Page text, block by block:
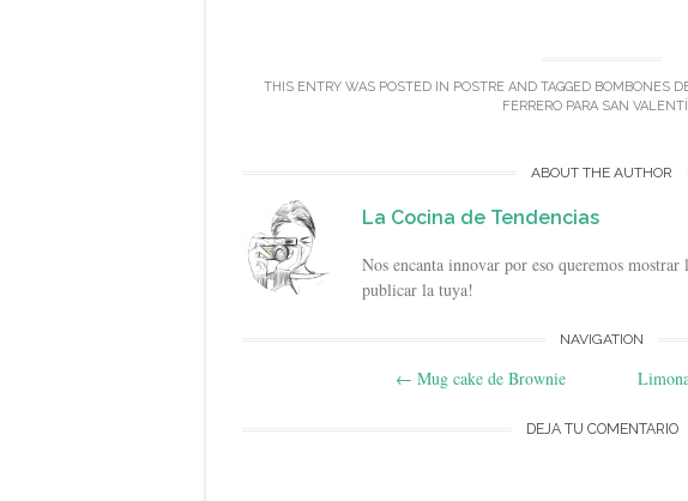
THIS ENTRY WAS POSTED IN POSTREAND TAGGED BOMBONES
FERRERO PARA SAN
ABOUT THE AUTHOR
La Cocina de Tendencias
Nos encanta innovar por eso queremos
publicar la tuya!
NAVIGATION
← Mug cake de Brownie
DEJA TU COMENTARIO